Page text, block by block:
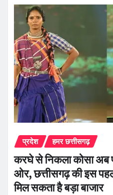
प्रदेश हमर छत्तीसगढ़
करघे से निकला कोसा अब
ओर, छत्तीसगढ़ की इस
मिल सकता है बड़ा बाजार